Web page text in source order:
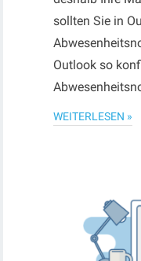
sollten Sie in
Outlook so
WEITERLESEN »